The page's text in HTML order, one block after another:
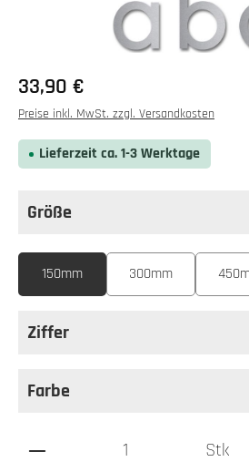
Regulärer Preis:
33,90 €
Preise inkl. MwSt. zzgl. Versandkosten
Lieferzeit ca. 1-3 Werktage
Größe
Größeauswählen
150mm 300mm
Ziffer
Farbe
Produkt Anzahl: Gib den Stk